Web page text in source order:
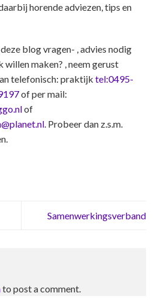
horende adviezen, tips en
blog vragen- , advies nodig
willen maken? , neem gerust
telefonisch: praktijk tel:0495-
of per mail:
of
. Probeer dan z.s.m.
Samenwerkingsverband
to post a comment.